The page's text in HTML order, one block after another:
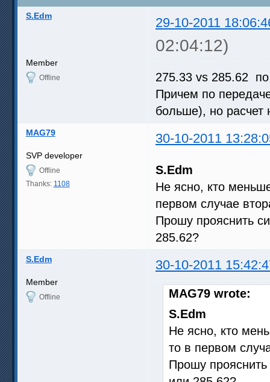
S.Edm 29-10-2011
02:04:12)
Member
Offline
275.33 vs 285.62
Причем по
больше), но расчет
MAG79 30-10-2011
SVP developer
Offline
Thanks: 1108
S.Edm
Не ясно, кто
первом случае
Прошу прояснить
285.62?
S.Edm 30-10-2011
Member
Offline
MAG79 wrote:
S.Edm
Не ясно, кто
то в первом
Прошу